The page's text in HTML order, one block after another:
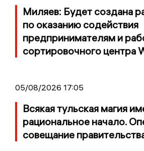
Миляев: Будет создана
по оказанию содействия
предпринимателям и
сортировочного центра
05/08/2026 17:05
Всякая тульская магия
рациональное начало.
совещание